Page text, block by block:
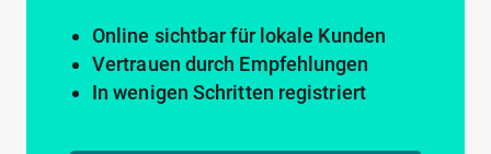
Online sichtbar für lokale Kunden
Vertrauen durch Empfehlungen
In wenigen Schritten registriert